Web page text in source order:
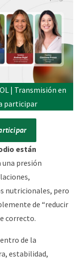
| Transmisión en
participar
están
presión
nutricionales, pero
de “reducir
correcto.
de la
estabilidad,